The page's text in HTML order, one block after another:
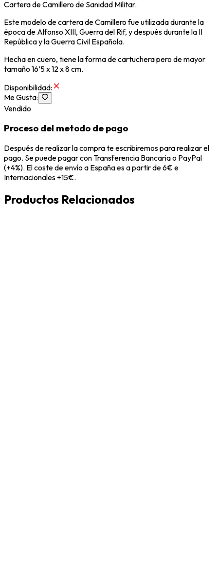
Cartera de Camillero de Sanidad Militar.
Este modelo de cartera de Camillero fue utilizada durante la
época de Alfonso XIII, Guerra del Rif, y después durante la II
República y la Guerra Civil Española.
Hecha en cuero, tiene la forma de cartuchera pero de mayor
tamaño 16’5 x 12 x 8 cm.
Disponibilidad:
Me Gusta:
Vendido
Proceso del metodo de pago
Después de realizar la compra te escribiremos para realizar el
pago. Se puede pagar con Transferencia Bancaria o PayPal
(+4%). El coste de envío a España es a partir de 6€ e
Internacionales +15€.
Productos Relacionados